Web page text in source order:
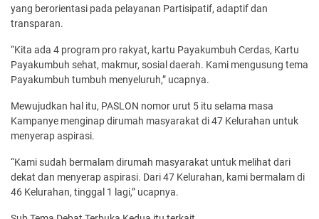
yang berorientasi pada pelayanan Partisipatif, adaptif dan
transparan.
“Kita ada 4 program pro rakyat, kartu Payakumbuh Cerdas, Kartu
Payakumbuh sehat, makmur, sosial daerah. Kami mengusung tema
Payakumbuh tumbuh menyeluruh,” ucapnya.
Mewujudkan hal itu, PASLON nomor urut 5 itu selama masa
Kampanye menginap dirumah masyarakat di 47 Kelurahan untuk
menyerap aspirasi.
“Kami sudah bermalam dirumah masyarakat untuk melihat dari
dekat dan menyerap aspirasi. Dari 47 Kelurahan, kami bermalam di
46 Kelurahan, tinggal 1 lagi,” ucapnya.